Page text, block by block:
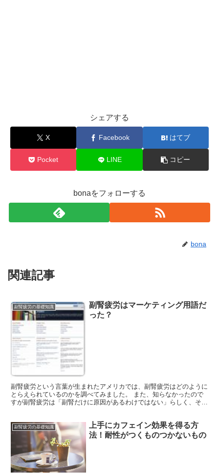
シェアする
X Facebook はてブ
Pocket LINE コピー
bonaをフォローする
bona
関連記事
副腎疲労の基礎知識
副腎疲労はマーケティング用語だ
った？
副腎疲労という言葉が生まれたアメリカでは、副腎疲労はどのように
とらえられているのかを調べてみました。 また、知らなかったので
すが副腎疲労は「副腎だけに原因があるわけではない」らしく、その
副腎疲労の基礎知識
上手にカフェイン効果を得る方
法！耐性がつくものつかないもの